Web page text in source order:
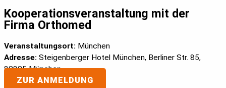
Kooperationsveranstaltung mit der
Firma Orthomed
Veranstaltungsort: München
Adresse: Steigenberger Hotel München, Berliner Str. 85,
80805 München
ZUR ANMELDUNG